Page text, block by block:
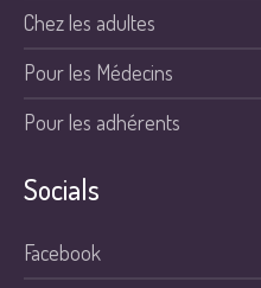
Chez les adultes
Pour les Médecins
Pour les adhérents
Socials
Facebook